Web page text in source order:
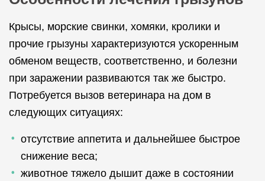
Крысы, морские свинки, хомяки, кролики и
прочие грызуны характеризуются ускоренным
обменом веществ, соответственно, и болезни
при заражении развиваются так же быстро.
Потребуется вызов ветеринара на дом в
следующих ситуациях:
отсутствие аппетита и дальнейшее быстрое
снижение веса;
животное тяжело дышит даже в состоянии